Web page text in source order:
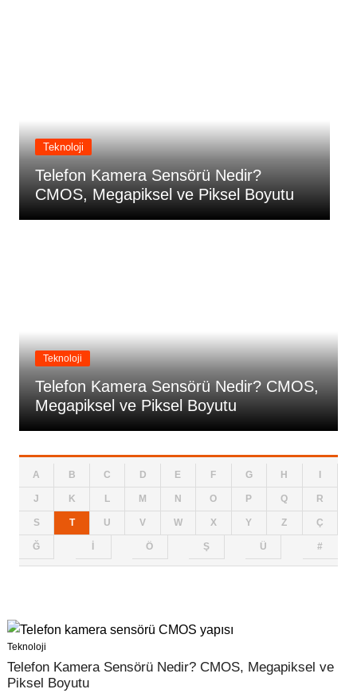
Teknoloji
Telefon Kamera Sensörü Nedir?
CMOS, Megapiksel ve Piksel Boyutu
Teknoloji
Telefon Kamera Sensörü Nedir? CMOS,
Megapiksel ve Piksel Boyutu
A B C D E F G H
J K L M N O P Q R
S T U V W X Y Z Ç
Ğ Ö Ş Ü #
Teknoloji
Telefon Kamera Sensörü Nedir? CMOS, Megapiksel ve
Piksel Boyutu